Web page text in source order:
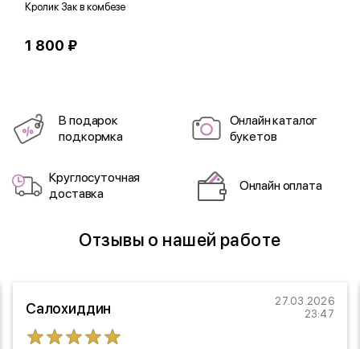
Кролик Зак в комбезе
1 800 ₽
В подарок
подкормка
Онлайн каталог
букетов
Круглосуточная
доставка
Онлайн оплата
Отзывы о нашей работе
Салохиддин
27.03.2026
23:47